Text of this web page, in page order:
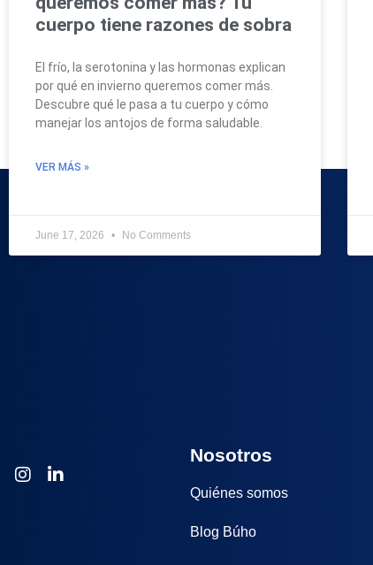
cuerpo tiene razones de sobra
El frío, la serotonina y las hormonas explican
por qué en invierno queremos comer más.
Descubre qué le pasa a tu cuerpo y cómo
manejar los antojos de forma saludable.
VER MÁS »
June 17, 2026 No Comments
Nosotros
Quiénes somos
Blog Búho